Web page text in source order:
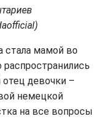
стала мамой во
девочки –
немецкой
на все вопросы